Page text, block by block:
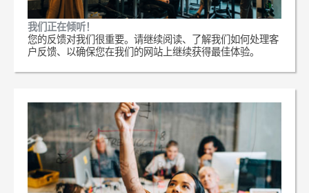
我们正在倾听！
您的反馈对我们很重要。请继续阅读、了解我们如何处理客
户反馈、以确保您在我们的网站上继续获得最佳体验。